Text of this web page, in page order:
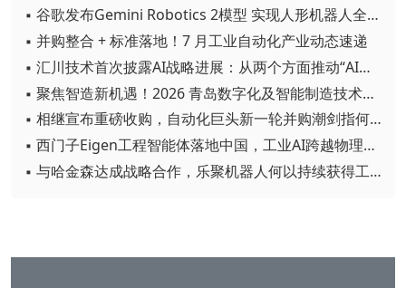
▪ 谷歌发布Gemini Robotics 2模型 实现人形机器人全身智能控制突破
▪ 并购整合 + 标准落地！7 月工业自动化产业动态速递
▪ 汇川技术首次披露AI战略进展：从两个方面推动“AI业务化”落地
▪ 聚焦智造新机遇！2026 青岛数字化及智能制造技术论坛圆满落幕
▪ 相继宣布重磅收购，自动化巨头新一轮并购潮剑指何方？
▪ 西门子Eigen工程智能体落地中国，工业AI跨越物理世界“确定性”拐点
▪ 与哈金森达成战略合作，乐聚机器人何以持续获得工业巨头青睐？